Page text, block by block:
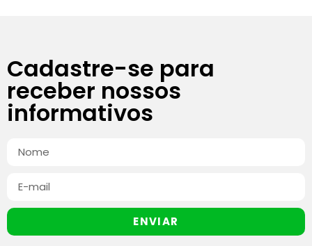
Cadastre-se para
receber nossos
informativos
ENVIAR